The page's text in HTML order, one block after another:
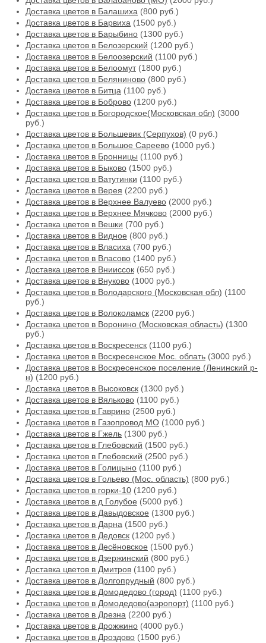
Доставка цветов в Балашиха (800 руб.)
Доставка цветов в Барвиха (1500 руб.)
Доставка цветов в Барыбино (1300 руб.)
Доставка цветов в Белозерский (1200 руб.)
Доставка цветов в Белоозерский (1100 руб.)
Доставка цветов в Белоомут(1800 руб.)
Доставка цветов в Беляниново (800 руб.)
Доставка цветов в Битца (1100 руб.)
Доставка цветов в Боброво (1200 руб.)
Доставка цветов в Богородское(Московская обл) (3000
руб.)
Доставка цветов в Большевик (Серпухов) (0 руб.)
Доставка цветов в Большое Сареево (1000 руб.)
Доставка цветов в Бронницы (1100 руб.)
Доставка цветов в Быково (1500 руб.)
Доставка цветов в Ватутинки (1100 руб.)
Доставка цветов в Верея (2200 руб.)
Доставка цветов в Верхнее Валуево (2000 руб.)
Доставка цветов в Верхнее Мячково (2000 руб.)
Доставка цветов в Вешки (700 руб.)
Доставка цветов в Видное (800 руб.)
Доставка цветов в Власиха (700 руб.)
Доставка цветов в Власово (1400 руб.)
Доставка цветов в Внииссок (650 руб.)
Доставка цветов в Внуково (1000 руб.)
Доставка цветов в Володарского (Московская обл) (1100
руб.)
Доставка цветов в Волоколамск (2200 руб.)
Доставка цветов в Воронино (Московская область) (1300
руб.)
Доставка цветов в Воскресенск (1100 руб.)
Доставка цветов в Воскресенское Мос. облать (3000 руб.)
Доставка цветов в Воскресенское поселение (Ленинский р-
н) (1200 руб.)
Доставка цветов в Высоковск (1300 руб.)
Доставка цветов в Вяльково (1100 руб.)
Доставка цветов в Гаврино (2500 руб.)
Доставка цветов в Газопровод МО (1000 руб.)
Доставка цветов в Гжель (1300 руб.)
Доставка цветов в Глебовский (1500 руб.)
Доставка цветов в Глебовский (2500 руб.)
Доставка цветов в Голицыно (1100 руб.)
Доставка цветов в Гольево (Мос. область) (800 руб.)
Доставка цветов в горки-10 (1200 руб.)
Доставка цветов в д Голубое (5000 руб.)
Доставка цветов в Давыдовское (1300 руб.)
Доставка цветов в Дарна (1500 руб.)
Доставка цветов в Дедовск (1200 руб.)
Доставка цветов в Десёновское (1500 руб.)
Доставка цветов в Дзержинский (800 руб.)
Доставка цветов в Дмитров (1100 руб.)
Доставка цветов в Долгопрудный (800 руб.)
Доставка цветов в Домодедово (город) (1100 руб.)
Доставка цветов в Домодедово(аэропорт) (1100 руб.)
Доставка цветов в Дрезна (2200 руб.)
Доставка цветов в Дрожжино (4000 руб.)
Доставка цветов в Дроздово (1500 руб.)